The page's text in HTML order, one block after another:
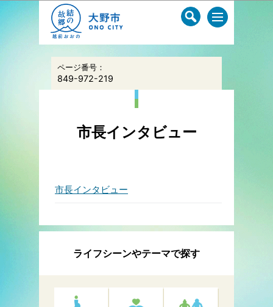
このページの本文へ移動
ページ番号：
849-972-219
市長インタビュー
市長インタビュー
ライフシーンやテーマで探す